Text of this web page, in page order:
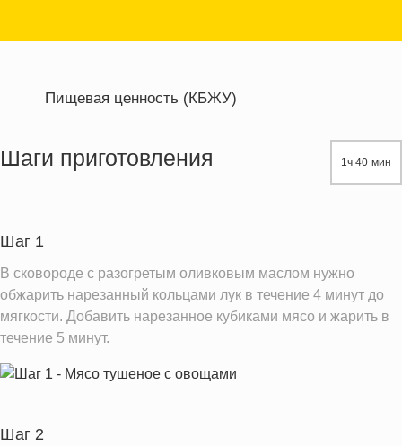
Пищевая ценность (КБЖУ)
Жиры
6.3 г
Пищевые волокна
Холестерин
Натрий
181.7 мг
Магний
74.8 мг
Железо
3.7 мг
Фолиевая кислота
Шаги приготовления 1ч 40 мин
Шаг 1
В сковороде с разогретым оливковым маслом нужно
обжарить нарезанный кольцами лук в течение 4 минут до
мягкости. Добавить нарезанное кубиками мясо и жарить в
течение 5 минут.
Шаг 2